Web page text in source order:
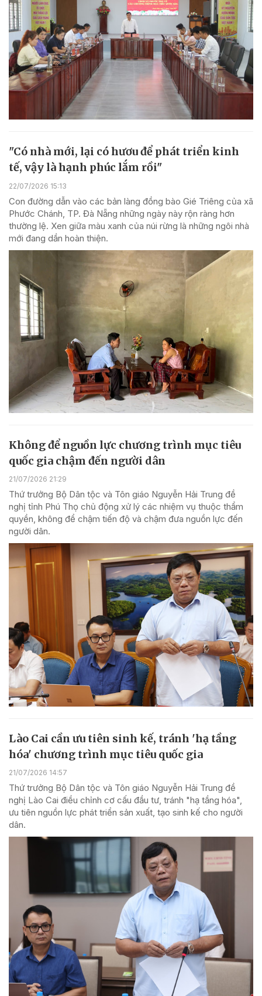
"Có nhà mới, lại có hươu để phát triển kinh
tế, vậy là hạnh phúc lắm rồi"
22/07/2026 15:13
Con đường dẫn vào các bản làng đồng bào Gié Triêng của xã
Phước Chánh, TP. Đà Nẵng những ngày này rộn ràng hơn
thường lệ. Xen giữa màu xanh của núi rừng là những ngôi nhà
mới đang dần hoàn thiện.
Không để nguồn lực chương trình mục tiêu
quốc gia chậm đến người dân
21/07/2026 21:29
Thứ trưởng Bộ Dân tộc và Tôn giáo Nguyễn Hải Trung đề
nghị tỉnh Phú Thọ chủ động xử lý các nhiệm vụ thuộc thẩm
quyền, không để chậm tiến độ và chậm đưa nguồn lực đến
người dân.
Lào Cai cần ưu tiên sinh kế, tránh 'hạ tầng
hóa' chương trình mục tiêu quốc gia
21/07/2026 14:57
Thứ trưởng Bộ Dân tộc và Tôn giáo Nguyễn Hải Trung đề
nghị Lào Cai điều chỉnh cơ cấu đầu tư, tránh "hạ tầng hóa",
ưu tiên nguồn lực phát triển sản xuất, tạo sinh kế cho người
dân.